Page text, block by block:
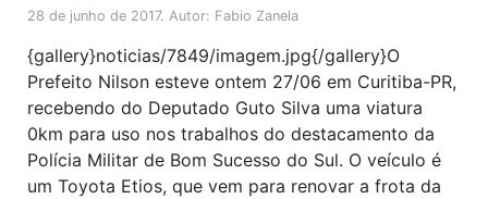
28 de junho de 2017. Autor: Fabio Zanela
{gallery}noticias/7849/imagem.jpg{/gallery}O
Prefeito Nilson esteve ontem 27/06 em Curitiba-PR,
recebendo do Deputado Guto Silva uma viatura
0km para uso nos trabalhos do destacamento da
Polícia Militar de Bom Sucesso do Sul. O veículo é
um Toyota Etios, que vem para renovar a frota da